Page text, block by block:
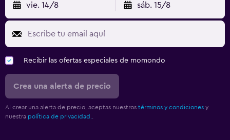
vie. 14/8 sáb. 15/8
Recibir las ofertas especiales de momondo
Crea una alerta de precio
Al crear una alerta de precio, aceptas nuestros términos y condiciones y
nuestra política de privacidad.